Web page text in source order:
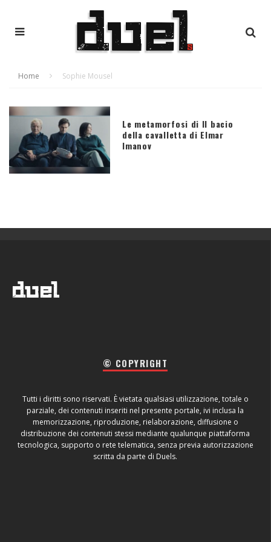
Home Sophie Mousel
Le metamorfosi di Il bacio
della cavalletta di Elmar
Imanov
© COPYRIGHT
Tutti i diritti sono riservati. È vietata qualsiasi utilizzazione, totale o
parziale, dei contenuti inseriti nel presente portale, ivi inclusa la
memorizzazione, riproduzione, rielaborazione, diffusione o
distribuzione dei contenuti stessi mediante qualunque piattaforma
tecnologica, supporto o rete telematica, senza previa autorizzazione
scritta da parte di Duels.